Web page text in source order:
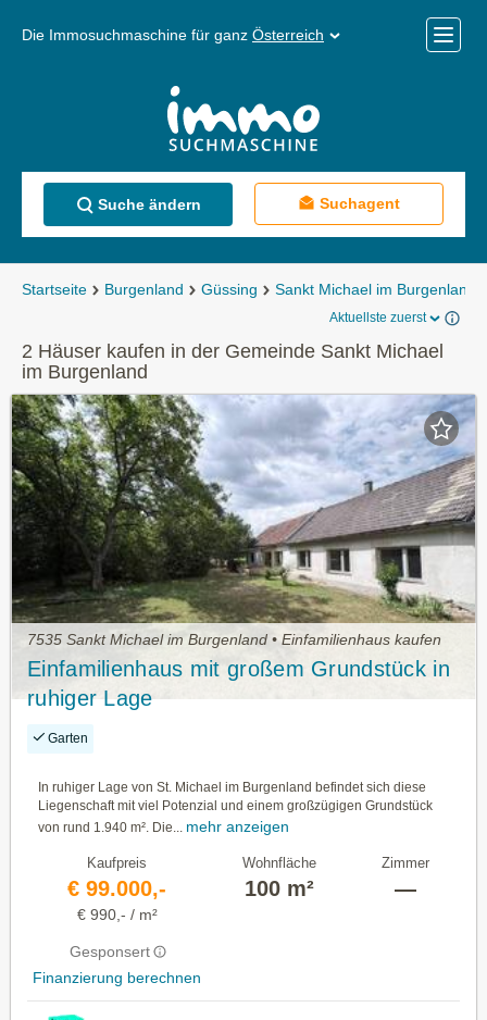
Die Immosuchmaschine für ganz Österreich
Menü
Suche ändern Suchagent
Startseite Burgenland Güssing Sankt Michael im Burgenland
Aktuellste zuerst
2 Häuser kaufen in der Gemeinde Sankt Michael
im Burgenland
7535 Sankt Michael im Burgenland • Einfamilienhaus kaufen
Einfamilienhaus mit großem Grundstück in
ruhiger Lage
Garten
In ruhiger Lage von St. Michael im Burgenland befindet sich diese
Liegenschaft mit viel Potenzial und einem großzügigen Grundstück
von rund 1.940 m². Die...
mehr anzeigen
Kaufpreis
€ 99.000,-
€ 990,- / m²
Gesponsert
Finanzierung berechnen
Wohnfläche
100 m²
Zimmer
—